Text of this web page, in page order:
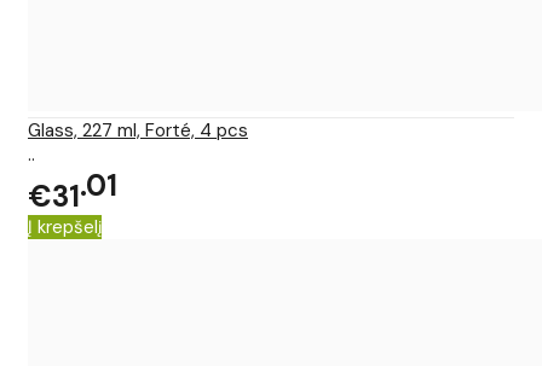
Glass, 227 ml, Forté, 4 pcs
..
€31 01
Į krepšelį